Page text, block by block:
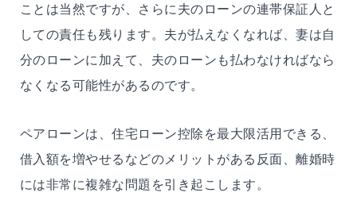
ことは当然ですが、さらに夫のローンの連帯保証人と
しての責任も残ります。夫が払えなくなれば、妻は自
分のローンに加えて、夫のローンも払わなければなら
なくなる可能性があるのです。
ペアローンは、住宅ローン控除を最大限活用できる、
借入額を増やせるなどのメリットがある反面、離婚時
には非常に複雑な問題を引き起こします。